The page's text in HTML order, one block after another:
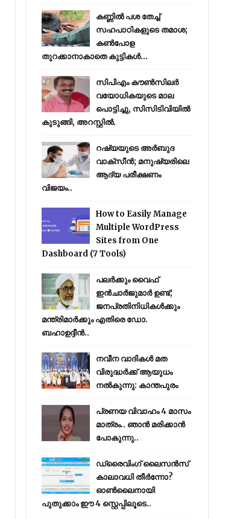
കണ്ണിൽ പശ തേച്ച്
സഹപാഠികളുടെ തമാശ;
കൺപോള
തുറക്കാനാകാതെ കുട്ടികൾ...
സിപിഎം കൗണ്‍സിലര്‍
വയോധികയുടെ മാല
പൊട്ടിച്ചു, സിസിടിവിയില്‍
കുടുങ്ങി, അറസ്റ്റില്‍.
റഷ്യയുടെ അര്‍ബുദ
വാക്‌സീന്‍; മനുഷ്യരിലെ
ആദ്യ പരീക്ഷണം
വിജയം..
How to Easily Manage
Multiple WordPress
Sites from One
Dashboard (7 Tools)
പലർക്കും വൈഫ്
ഇൻചാർജുമാർ ഉണ്ട്;
ജനപ്രതിനിധികൾക്കും
മന്ത്രിമാർക്കും എതിരെ ഡോ.
ബഹാഉദ്ദീൻ..
നവീന വാദികൾ മത
വിരുദ്ധർക്ക് ആയുധം
നൽകുന്നു: കാന്തപുരം
പ്രണയ വിവാഹം 4 മാസം
മാത്രം.. ഞാൻ മരിക്കാൻ
പോകുന്നു..
ഡ്രൈവിംഗ് ലൈസൻസ്
കാലാവധി തീർന്നോ?
ഓൺലൈനായി
പുതുക്കാം ഈ 4 സ്റ്റെപ്പിലൂടെ..